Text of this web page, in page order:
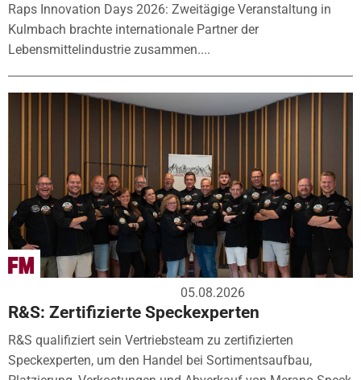
Raps Innovation Days 2026: Zweitägige Veranstaltung in
Kulmbach brachte internationale Partner der
Lebensmittelindustrie zusammen....
05.08.2026
R&S: Zertifizierte Speckexperten
R&S qualifiziert sein Vertriebsteam zu zertifizierten
Speckexperten, um den Handel bei Sortimentsaufbau,